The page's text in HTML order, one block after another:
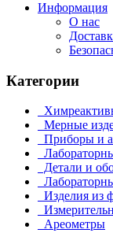
Информация
О нас
Категории
Мерные
Приборы и
Детали и
Изделия из
Ареометры